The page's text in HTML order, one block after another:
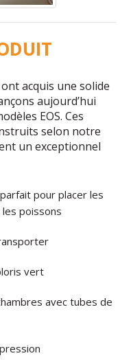
acquis une solide
aujourd’hui
EOS. Ces
selon notre
un exceptionnel
pour placer les
poissons
vert
avec tubes de